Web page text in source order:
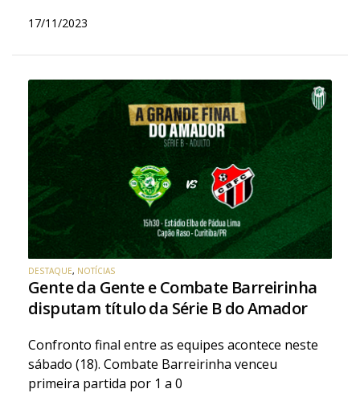
17/11/2023
DESTAQUE, NOTÍCIAS
Gente da Gente e Combate Barreirinha
disputam título da Série B do Amador
Confronto final entre as equipes acontece neste
sábado (18). Combate Barreirinha venceu
primeira partida por 1 a 0